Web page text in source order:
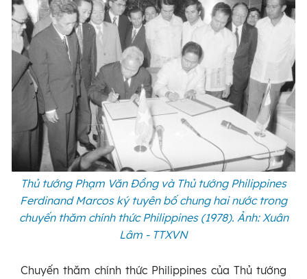
Thủ tướng Phạm Văn Đồng và Thủ tướng Philippines
Ferdinand Marcos ký tuyên bố chung hai nước trong
chuyến thăm chính thức Philippines (1978). Ảnh: Xuân
Lâm - TTXVN
Chuyến thăm chính thức Philippines của Thủ tướng